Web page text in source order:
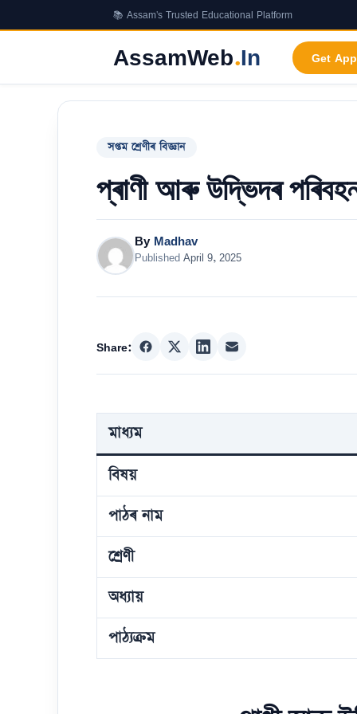
to
📚 Assam's Trusted Educational Platform
AssamWeb.In Get App
সপ্তম শ্ৰেণীৰ বিজ্ঞান
প্ৰাণী আৰু উদ্ভিদৰ
By Madhav
Published April 9, 2025
Share:
মাধ্যম
বিষয়
পাঠৰ নাম
শ্ৰেণী
অধ্যায়
পাঠ্যক্ৰম